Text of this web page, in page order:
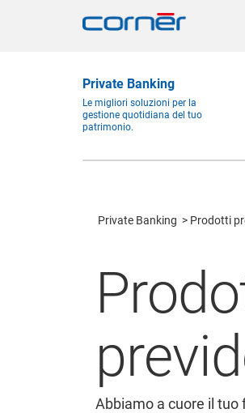
Private Banking
Le migliori soluzioni per la
gestione quotidiana del tuo
patrimonio.
Private Banking Prodotti
Abbiamo a cuore il tuo